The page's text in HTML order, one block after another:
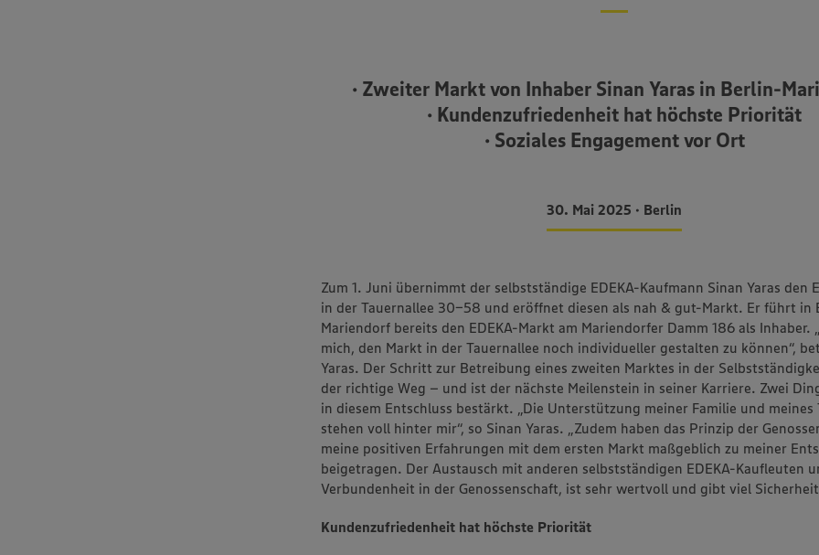
• Zweiter Markt von Inhaber Sinan Yaras in Berlin-
• Kundenzufriedenheit hat höchste Priorität
• Soziales Engagement vor Ort
30. Mai 2025 • Berlin
Zum 1. Juni übernimmt der selbstständige EDEKA-Kaufmann Sinan Yaras den
in der Tauernallee 30-58 und eröffnet diesen als nah & gut-Markt. Er führt in
Mariendorf bereits den EDEKA-Markt am Mariendorfer Damm 186 als Inhaber.
mich, den Markt in der Tauernallee noch individueller gestalten zu können“,
Yaras. Der Schritt zur Betreibung eines zweiten Marktes in der
der richtige Weg – und ist der nächste Meilenstein in seiner Karriere. Zwei
in diesem Entschluss bestärkt. „Die Unterstützung meiner Familie und meines
stehen voll hinter mir“, so Sinan Yaras. „Zudem haben das Prinzip der
meine positiven Erfahrungen mit dem ersten Markt maßgeblich zu meiner
beigetragen. Der Austausch mit anderen selbstständigen EDEKA-Kaufleuten
Verbundenheit in der Genossenschaft, ist sehr wertvoll und gibt viel
Kundenzufriedenheit hat höchste Priorität